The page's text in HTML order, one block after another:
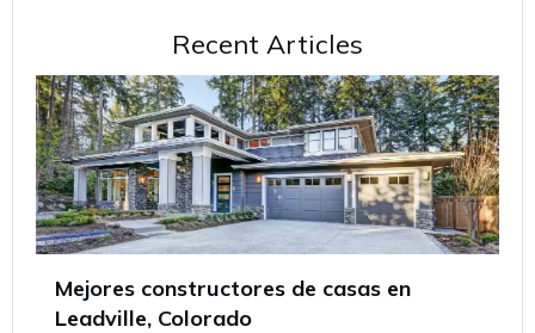
Recent Articles
Mejores constructores de casas en
Leadville, Colorado